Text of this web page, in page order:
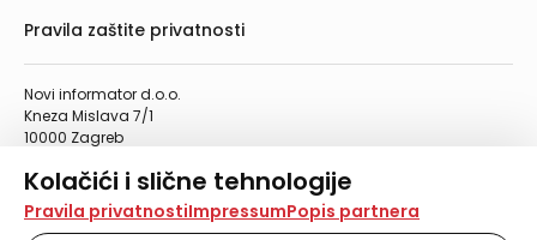
Kolačići i slične tehnologije
Na našoj web stranici koristimo kolačiće i slične
tehnologije za pohranu, čitanje i obradu informacija na
Pravila privatnostiImpressumPopis partnera
Novi informator d.o.o.
Kneza Mislava 7/1
10000 Zagreb
Telefaks: 01/4612-553
info@informator.hr
Pravila zaštite privatnosti